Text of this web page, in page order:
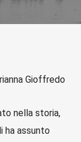
Gioffredo
nella storia,
ha assunto